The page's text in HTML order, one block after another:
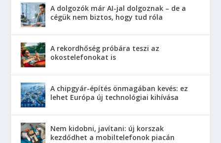
A dolgozók már AI-jal dolgoznak – de a
cégük nem biztos, hogy tud róla
A rekordhőség próbára teszi az
okostelefonokat is
A chipgyár-építés önmagában kevés: ez
lehet Európa új technológiai kihívása
Nem kidobni, javítani: új korszak
kezdődhet a mobiltelefonok piacán